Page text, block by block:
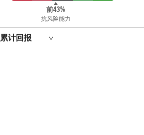
前43%
抗风险能力
累计回报